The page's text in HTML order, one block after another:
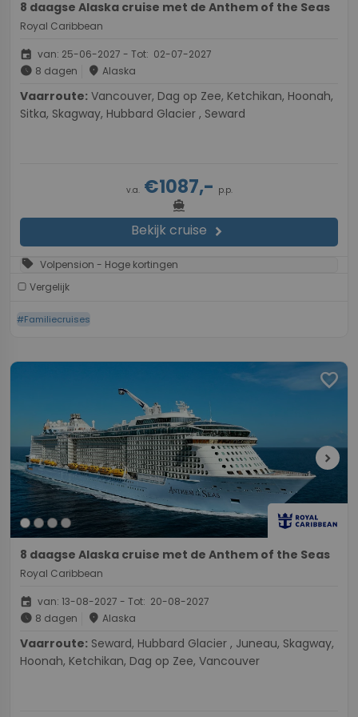
8 daagse Alaska cruise met de Anthem of the Seas
Royal Caribbean
event van: 25-06-2027 - Tot: 02-07-2027
schedule 8 dagen place Alaska
Vaarroute:
Sitka, Skagway, Hubbard Glacier , Seward
v.a.€1087,- p.p.
directions_boat
Bekijk cruise chevron_right
sell Volpension - Hoge kortingen
Vergelijk
#Familiecruises
favorite
chevron_right
8 daagse Alaska cruise met de Anthem of the Seas
Royal Caribbean
event van: 13-08-2027 - Tot: 20-08-2027
schedule 8 dagen place Alaska
Vaarroute:
Hoonah, Ketchikan, Dag op Zee, Vancouver